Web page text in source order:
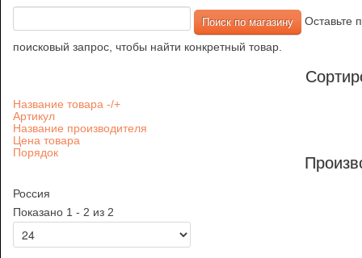
Оставьте
поисковый запрос, чтобы найти конкретный товар.
Название товара -/+
Артикул
Название производителя
Цена товара
Порядок
Россия
Показано 1 - 2 из 2